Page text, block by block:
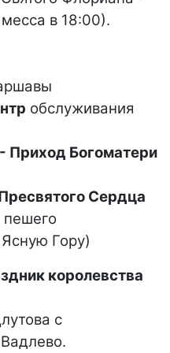
в 18:00).
обслуживания
Приход Богоматери
Сердца
пешего
Гору)
королевства
с